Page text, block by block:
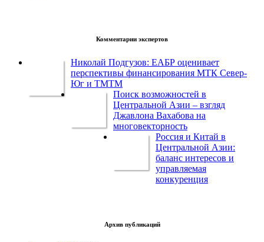
Комментарии экспертов
Николай Подгузов: ЕАБР оценивает
перспективы финансирования МТК Север-
Юг и ТМТМ
Поиск возможностей в
Центральной Азии – взгляд
Джавлона Вахабова на
многовекторность
Россия и Китай в
Центральной Азии:
баланс интересов и
управляемая
конкуренция
Архив публикаций